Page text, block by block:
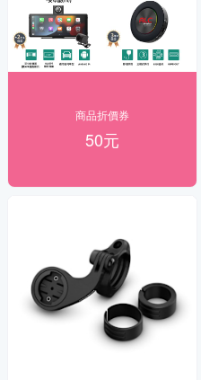
商品折價券
50元